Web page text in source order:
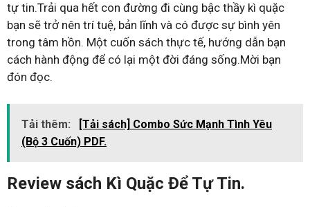
tự tin.Trải qua hết con đường đi cùng bậc thầy kì quặc
bạn sẽ trở nên trí tuệ, bản lĩnh và có được sự bình yên
trong tâm hồn. Một cuốn sách thực tế, hướng dẫn bạn
cách hành động để có lại một đời đáng sống.Mời bạn
đón đọc.
Tải thêm:
[Tải sách] Combo Sức Mạnh Tình Yêu
(Bộ 3 Cuốn) PDF.
Review sách Kì Quặc Để Tự Tin.